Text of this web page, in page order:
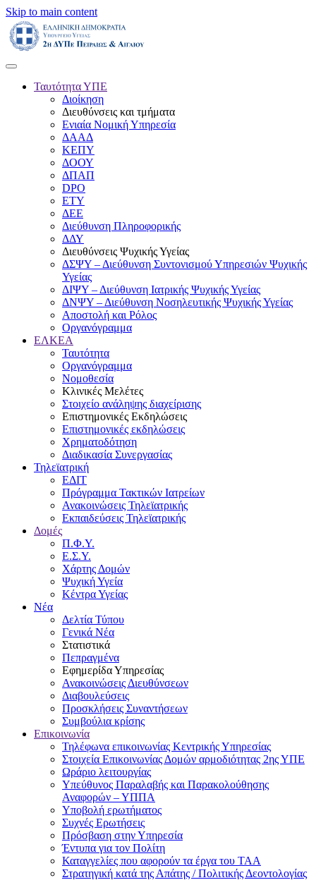
Skip to main content
Ταυτότητα ΥΠΕ
Διοίκηση
Διευθύνσεις και τμήματα
Ενιαία Νομική Υπηρεσία
ΔΑΑΔ
ΚΕΠΥ
ΔΟΟΥ
ΔΠΑΠ
DPO
ΕΤΥ
ΔΕΕ
Διεύθυνση Πληροφορικής
ΔΔΥ
Διευθύνσεις Ψυχικής Υγείας
ΔΣΨΥ – Διεύθυνση Συντονισμού Υπηρεσιών Ψυχικής
Υγείας
ΔΙΨΥ – Διεύθυνση Ιατρικής Ψυχικής Υγείας
ΔΝΨΥ – Διεύθυνση Νοσηλευτικής Ψυχικής Υγείας
Αποστολή και Ρόλος
Οργανόγραμμα
ΕΛΚΕΑ
Ταυτότητα
Οργανόγραμμα
Νομοθεσία
Κλινικές Μελέτες
Στοιχείο ανάληψης διαχείρισης
Επιστημονικές Εκδηλώσεις
Επιστημονικές εκδηλώσεις
Χρηματοδότηση
Διαδικασία Συνεργασίας
Τηλεϊατρική
ΕΔΙΤ
Πρόγραμμα Τακτικών Ιατρείων
Ανακοινώσεις Τηλεϊατρικής
Εκπαιδεύσεις Τηλεϊατρικής
Δομές
Π.Φ.Υ.
Ε.Σ.Υ.
Χάρτης Δομών
Ψυχική Υγεία
Κέντρα Υγείας
Νέα
Δελτία Τύπου
Γενικά Νέα
Στατιστικά
Πεπραγμένα
Εφημερίδα Υπηρεσίας
Ανακοινώσεις Διευθύνσεων
Διαβουλεύσεις
Προσκλήσεις Συναντήσεων
Συμβούλια κρίσης
Επικοινωνία
Τηλέφωνα επικοινωνίας Κεντρικής Υπηρεσίας
Στοιχεία Επικοινωνίας Δομών αρμοδιότητας 2ης ΥΠΕ
Ωράριο λειτουργίας
Υπεύθυνος Παραλαβής και Παρακολούθησης
Αναφορών – ΥΠΠΑ
Υποβολή ερωτήματος
Συχνές Ερωτήσεις
Πρόσβαση στην Υπηρεσία
Έντυπα για τον Πολίτη
Καταγγελίες που αφορούν τα έργα του ΤΑΑ
Στρατηγική κατά της Απάτης / Πολιτικής Δεοντολογίας